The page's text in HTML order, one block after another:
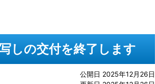
しの交付を終了します
公開日 2025年12月26日